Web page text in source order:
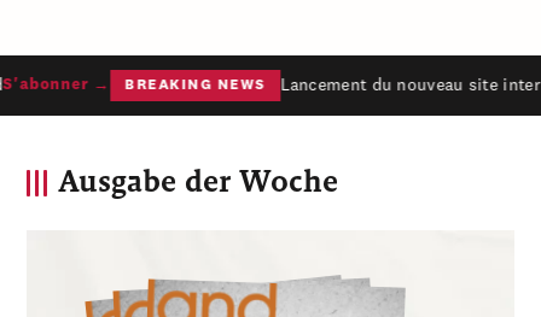
→ BREAKING NEWS Lancement du nouveau site
Ausgabe der Woche